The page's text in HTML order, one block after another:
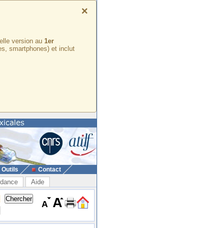
×
version au 1er
smartphones) et inclut
Outils Contact
Aide